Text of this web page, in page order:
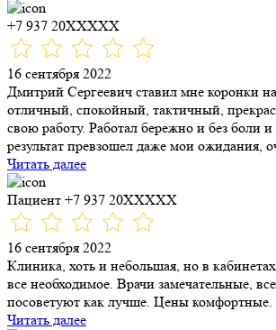
+7 937 20XXXXX
16 сентября 2022
Дмитрий Сергеевич ставил мне коронки​
отличный, спокойный, тактичный,
свою работу. Работал бережно и без боли
результат превзошел даже мои ожидания,
Читать далее
Пациент +7 937 20XXXXX
16 сентября 2022
Клиника, хоть и небольшая, но в
все необходимое. Врачи замечательные,
посоветуют как лучше. Цены комфортные.
Читать далее